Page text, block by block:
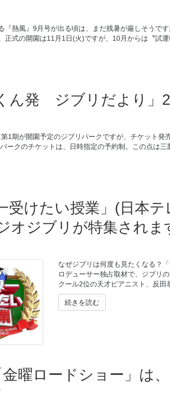
熱風』9月号が出る頃は、まだ残暑が厳しそうで
正式の開園は11月1日(火)ですが、10月からは〝試
ん発 ジブリだより」
1期が開園予定のジブリパークですが、チケット発
クのチケットは、日時指定の予約制。この点は三
受けたい授業」(日本
オジブリが特集されま
なぜジブリは何度も見たくなる？
ロデューサー独占取材で、ジブリ
クール2位の天才ピアニスト、反田
続きを読む
金曜ロードショー」は